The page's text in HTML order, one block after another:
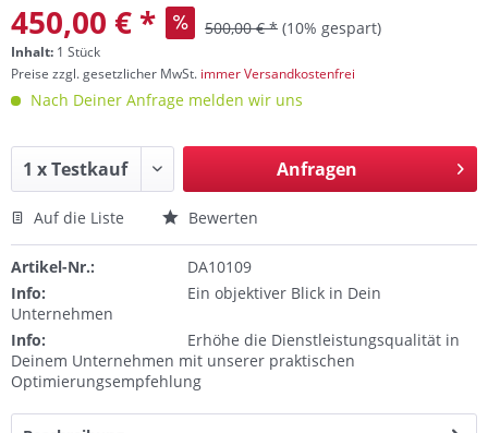
450,00 € * 500,00 € * (10% gespart)
Inhalt: 1 Stück
Preise zzgl. gesetzlicher MwSt. immer Versandkostenfrei
Nach Deiner Anfrage melden wir uns
Anfragen
Auf die Liste Bewerten
Artikel-Nr.:
DA10109
Info:
Ein objektiver Blick in Dein
Unternehmen
Info:
Erhöhe die Dienstleistungsqualität in
Deinem Unternehmen mit unserer praktischen
Optimierungsempfehlung